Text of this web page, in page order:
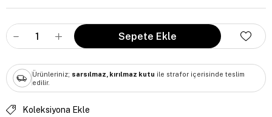
Ürünleriniz; sarsılmaz, kırılmaz kutu ile strafor içerisinde teslim
edilir.
Koleksiyona Ekle